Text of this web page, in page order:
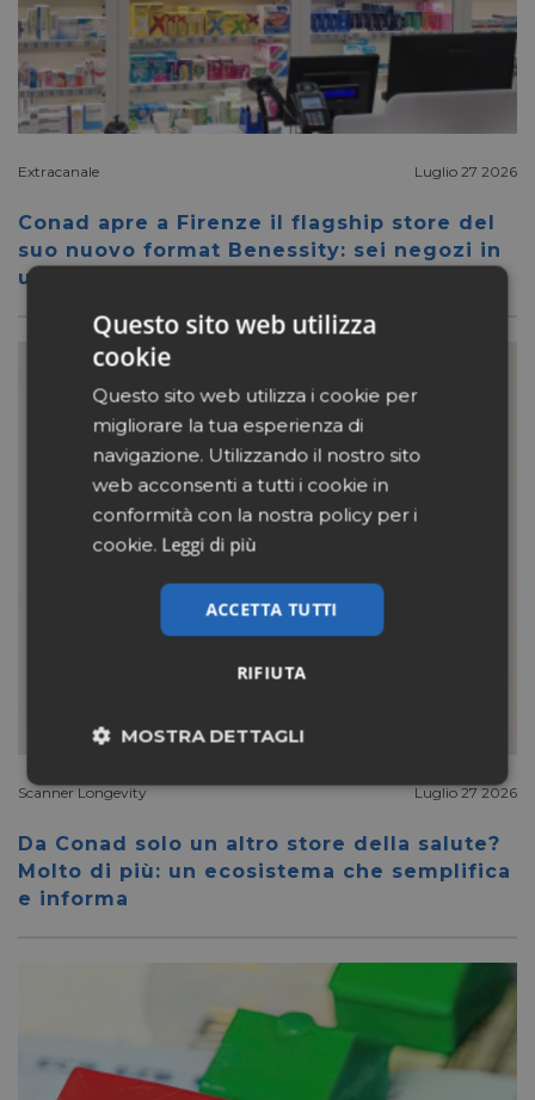
Extracanale Luglio 27 2026
Conad apre a Firenze il flagship store del
suo nuovo format Benessity: sei negozi in
uno, parafarmacia compresa
Scanner Longevity Luglio 27 2026
Da Conad solo un altro store della salute?
Molto di più: un ecosistema che semplifica
e informa
Questo sito web utilizza
cookie
Questo sito web utilizza i cookie per
migliorare la tua esperienza di
navigazione. Utilizzando il nostro sito
web acconsenti a tutti i cookie in
conformità con la nostra policy per i
cookie. Leggi di più
ACCETTA TUTTI
RIFIUTA
MOSTRA DETTAGLI
Necessari Marketing
Non classificati
Marketing Non classificati
I cookie necessari contribuiscono a rendere fruibile il